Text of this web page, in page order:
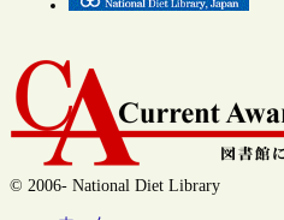
© 2006- National Diet Library